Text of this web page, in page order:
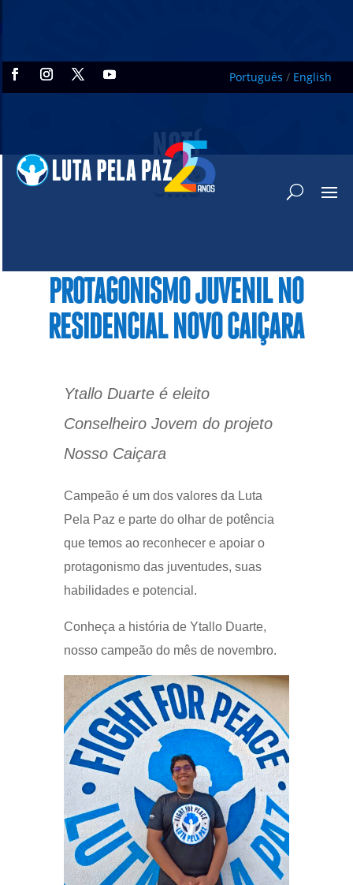
Português / English
NOTÍ
CIAS
PROTAGONISMO JUVENIL NO
RESIDENCIAL NOVO CAIÇARA
Ytallo Duarte é eleito
Conselheiro Jovem do projeto
Nosso Caiçara
Campeão é um dos valores da Luta
Pela Paz e parte do olhar de potência
que temos ao reconhecer e apoiar o
protagonismo das juventudes, suas
habilidades e potencial.
Conheça a história de Ytallo Duarte,
nosso campeão do mês de novembro.